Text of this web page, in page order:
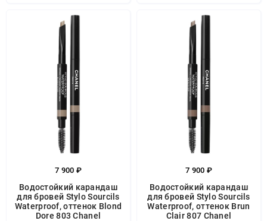
7 900 ₽
Водостойкий карандаш
для бровей Stylo Sourcils
Waterproof, оттенок Blond
Dore 803 Chanel
7 900 ₽
Водостойкий карандаш
для бровей Stylo Sourcils
Waterproof, оттенок Brun
Clair 807 Chanel